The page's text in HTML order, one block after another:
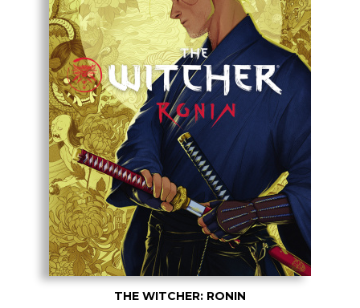
THE WITCHER: RONIN